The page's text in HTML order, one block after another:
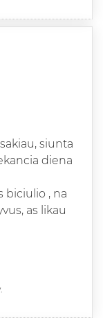
siunta
diena
biciulio , na
as likau